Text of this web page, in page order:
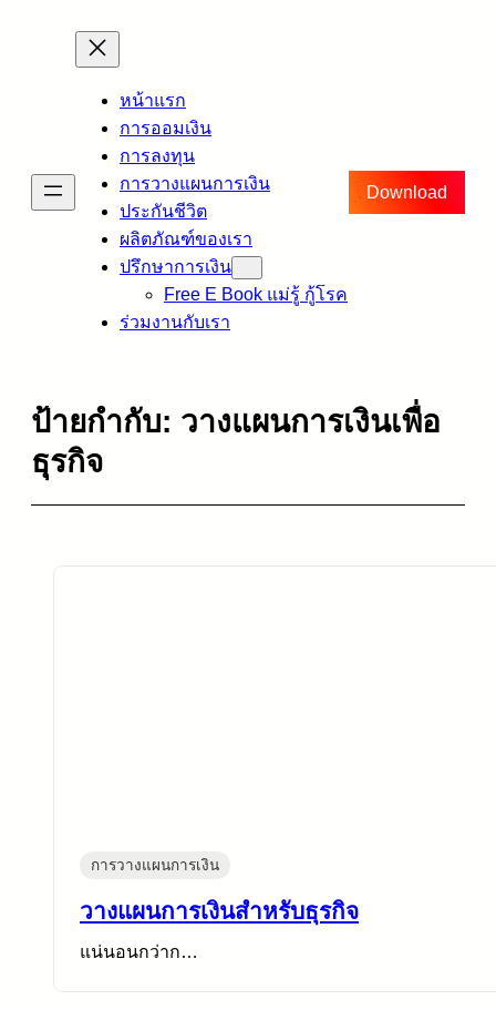
หน้าแรก
การออมเงิน
การลงทุน
การวางแผนการเงิน
ประกันชีวิต
ผลิตภัณฑ์ของเรา
ปรึกษาการเงิน
Free E Book แม่รู้ กู้โรค
ร่วมงานกับเรา
Download
ป้ายกำกับ: วางแผนการเงินเพื่อ
ธุรกิจ
การวางแผนการเงิน
วางแผนการเงินสำหรับธุรกิจ
แน่นอนกว่าก…